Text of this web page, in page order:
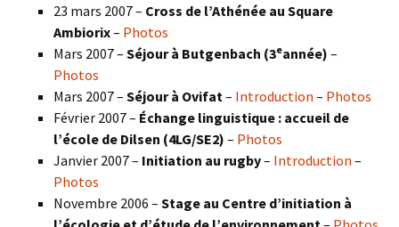
23 mars 2007 – Cross de l’Athénée au Square
Ambiorix– Photos
Mars 2007 – Séjour à Butgenbach (3eannée) –
Photos
Mars 2007 – Séjour à Ovifat – Introduction – Photos
Février 2007 – Échange linguistique : accueil de
l’école de Dilsen (4LG/SE2) – Photos
Janvier 2007 – Initiation au rugby– Introduction –
Photos
Novembre 2006 – Stage au Centre d’initiation à